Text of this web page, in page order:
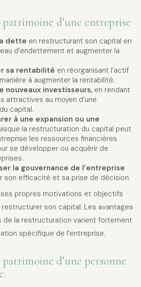
d’une entreprise
dette en restructurant son capital en
d’endettement et augmenter la
sa rentabilité en réorganisant l’actif
à augmenter la rentabilité.
nouveaux investisseurs, en rendant
attractives au moyen d’une
capital.
à une expansion ou une
la restructuration du capital peut
les ressources financières
se développer ou acquérir de
la gouvernance de l’entreprise
son efficacité et sa prise de décision.
propres motivations et objectifs
restructurer son capital. Les avantages
de la restructuration varient fortement
spécifique de l’entreprise.
d’une personne